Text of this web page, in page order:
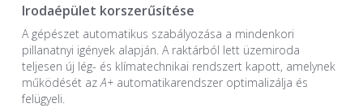
Irodaépület korszerűsítése
A gépészet automatikus szabályozása a mindenkori
pillanatnyi igények alapján. A raktárból lett üzemiroda
teljesen új lég- és klímatechnikai rendszert kapott, amelynek
működését azA+automatikarendszer optimalizálja és
felügyeli.